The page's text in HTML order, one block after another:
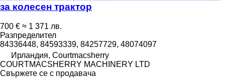
за колесен трактор
700 € ≈ 1 371 лв.
Разпределител
84336448, 84593339, 84257729, 48074097
Ирландия, Courtmacsherry
COURTMACSHERRY MACHINERY LTD
Свържете се с продавача